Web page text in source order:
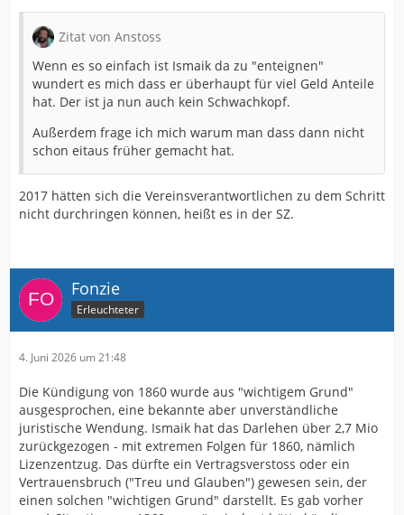
Zitat von Anstoss
Wenn es so einfach ist Ismaik da zu "enteignen"
wundert es mich dass er überhaupt für viel Geld Anteile
hat. Der ist ja nun auch kein Schwachkopf.
Außerdem frage ich mich warum man dass dann nicht
schon eitaus früher gemacht hat.
2017 hätten sich die Vereinsverantwortlichen zu dem Schritt
nicht durchringen können, heißt es in der SZ.
Fonzie
Erleuchteter
4. Juni 2026 um 21:48
Die Kündigung von 1860 wurde aus "wichtigem Grund"
ausgesprochen, eine bekannte aber unverständliche
juristische Wendung. Ismaik hat das Darlehen über 2,7 Mio
zurückgezogen - mit extremen Folgen für 1860, nämlich
Lizenzentzug. Das dürfte ein Vertragsverstoss oder ein
Vertrauensbruch ("Treu und Glauben") gewesen sein, der
einen solchen "wichtigen Grund" darstellt. Es gab vorher